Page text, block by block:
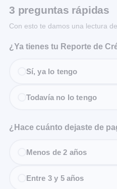
3 preguntas rápidas
Con esto te damos una lectura
¿Ya tienes tu Reporte de
Sí, ya lo tengo
Todavía no lo tengo
¿Hace cuánto dejaste de
Menos de 2 años
Entre 3 y 5 años